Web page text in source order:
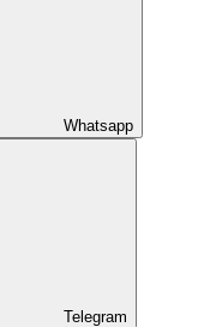
Whatsapp
Telegram